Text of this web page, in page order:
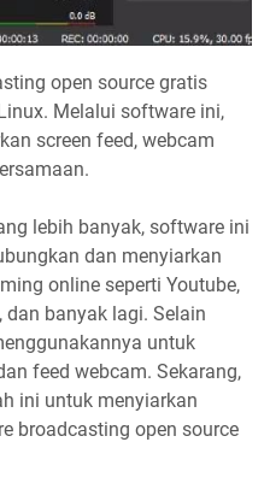
open source gratis
Melalui software ini,
screen feed, webcam
lebih banyak, software ini
dan menyiarkan
online seperti Youtube,
dan banyak lagi. Selain
untuk
feed webcam. Sekarang,
ini untuk menyiarkan
broadcasting open source